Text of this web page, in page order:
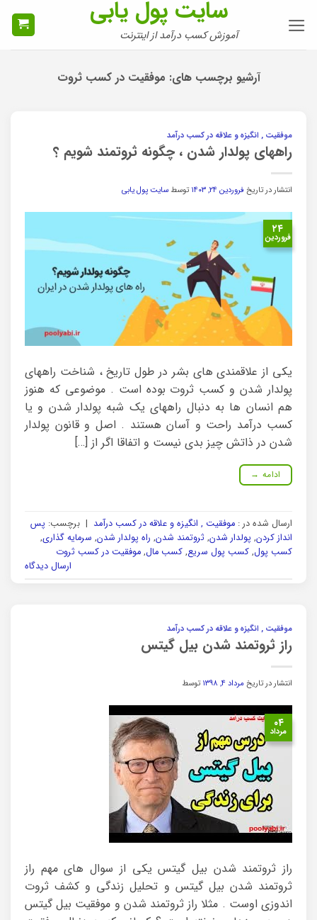
سایت پول یابی
آموزش کسب درآمد از اینترنت
آرشیو برچسب های: موفقیت در کسب ثروت
موفقیت , انگیزه و علاقه در کسب درآمد
راههای پولدار شدن ، چگونه ثروتمند شویم ؟
انتشار در تاریخ فروردین ۲۴, ۱۴۰۳ توسط سایت پول یابی
۲۴
فروردین
یکی از علاقمندی های بشر در طول تاریخ ، شناخت راههای
پولدار شدن و کسب ثروت بوده است . موضوعی که هنوز
هم انسان ها به دنبال راههای یک شبه پولدار شدن و یا
کسب درآمد راحت و آسان هستند . اصل و قانون پولدار
شدن در ذاتش چیز بدی نیست و اتفاقا اگر از […]
ادامه →
ارسال شده در : موفقیت , انگیزه و علاقه در کسب درآمد | برچسب: پس
انداز کردن, پولدار شدن, ثروتمند شدن, راه پولدار شدن, سرمایه گذاری,
کسب پول, کسب پول سریع, کسب مال, موفقیت در کسب ثروت
ارسال دیدگاه
موفقیت , انگیزه و علاقه در کسب درآمد
راز ثروتمند شدن بیل گیتس
انتشار در تاریخ مرداد ۴, ۱۳۹۸ توسط
۰۴
مرداد
راز ثروتمند شدن بیل گیتس یکی از سوال های مهم راز
ثروتمند شدن بیل گیتس و تحلیل زندگی و کشف ثروت
اندوزی اوست . مثلا راز ثروتمند شدن و موفقیت بیل گیتس